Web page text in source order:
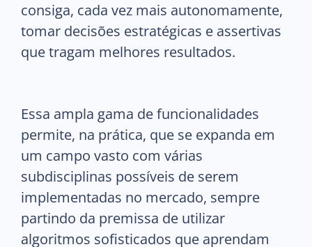
consiga, cada vez mais autonomamente,
tomar decisões estratégicas e assertivas
que tragam melhores resultados.
Essa ampla gama de funcionalidades
permite, na prática, que se expanda em
um campo vasto com várias
subdisciplinas possíveis de serem
implementadas no mercado, sempre
partindo da premissa de utilizar
algoritmos sofisticados que aprendam